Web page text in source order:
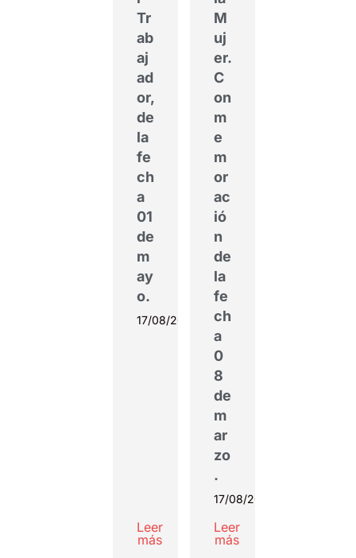
Tr
ab
aj
ad
or,
de
la
fe
ch
a
01
de
m
ay
o.
17/08/2022
Leer
más
M
uj
er.
C
on
m
e
m
or
ac
ió
n
de
la
fe
ch
a
0
8
de
m
ar
zo
.
17/08/2022
Leer
más